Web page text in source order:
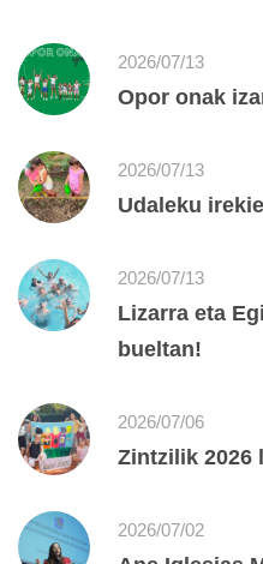
2026/07/13
Opor onak
2026/07/13
Udaleku
2026/07/13
Lizarra eta
bueltan!
2026/07/06
Zintzilik 2026
2026/07/02